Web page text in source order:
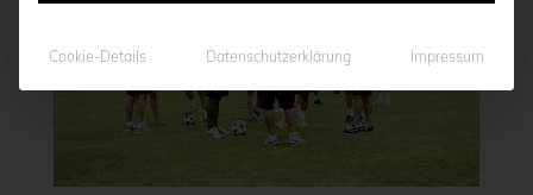
Cookie-Details Datenschutzerklärung Impressum